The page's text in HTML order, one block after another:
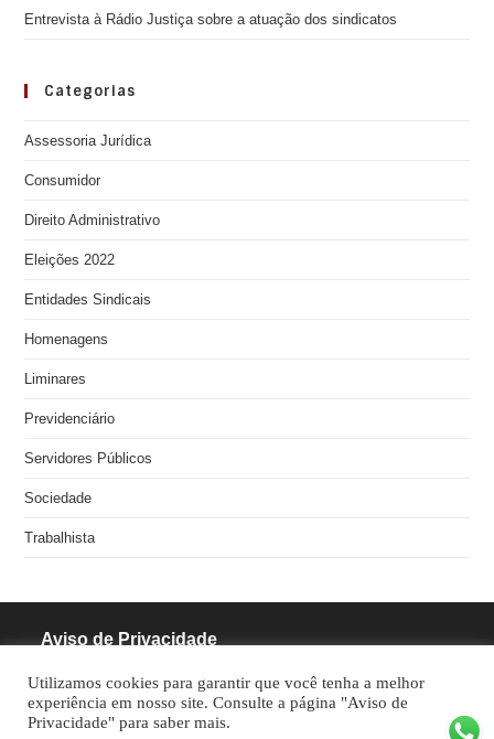
Entrevista à Rádio Justiça sobre a atuação dos sindicatos
Categorias
Assessoria Jurídica
Consumidor
Direito Administrativo
Eleições 2022
Entidades Sindicais
Homenagens
Liminares
Previdenciário
Servidores Públicos
Sociedade
Trabalhista
Aviso de Privacidade
RODRIGUES PINHEIRO ADVOCACIA S/S
Utilizamos cookies para garantir que você tenha a melhor
experiência em nosso site. Consulte a página "Aviso de
Privacidade" para saber mais.